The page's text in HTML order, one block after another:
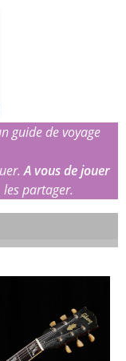
guide de voyage
A vous de jouer
les partager.